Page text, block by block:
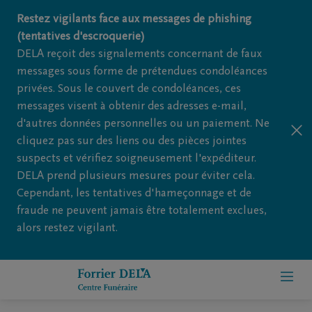
Restez vigilants face aux messages de phishing
(tentatives d'escroquerie)
DELA reçoit des signalements concernant de faux
messages sous forme de prétendues condoléances
privées. Sous le couvert de condoléances, ces
messages visent à obtenir des adresses e-mail,
d'autres données personnelles ou un paiement. Ne
cliquez pas sur des liens ou des pièces jointes
suspects et vérifiez soigneusement l'expéditeur.
DELA prend plusieurs mesures pour éviter cela.
Cependant, les tentatives d'hameçonnage et de
fraude ne peuvent jamais être totalement exclues,
alors restez vigilant.